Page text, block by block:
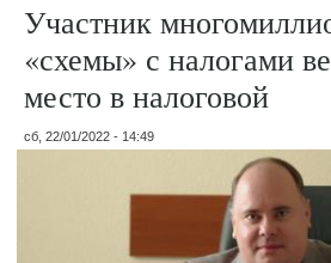
Участник
«схемы» с налогами
место в налоговой
сб, 22/01/2022 - 14:49